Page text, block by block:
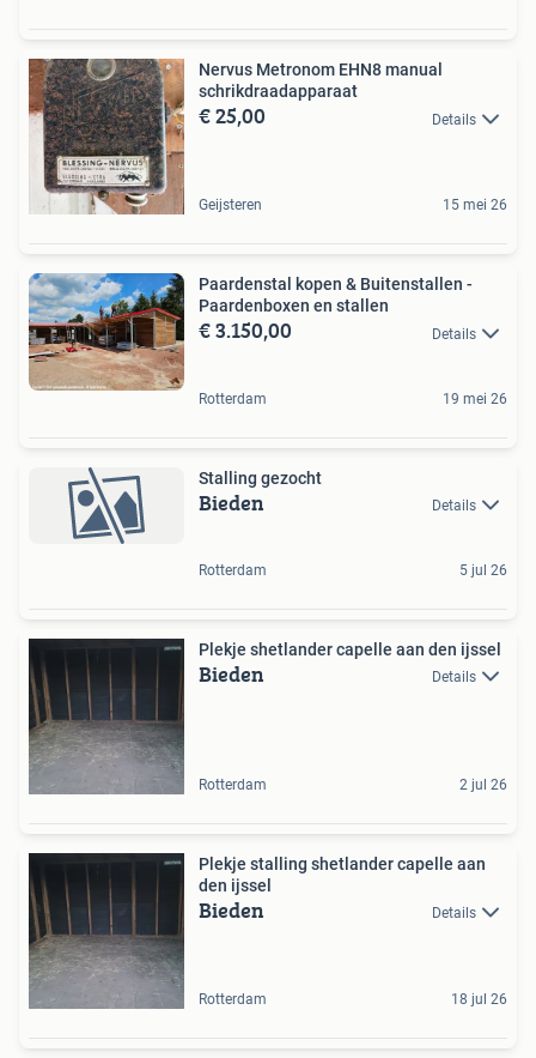
Nervus Metronom EHN8 manual
schrikdraadapparaat
€ 25,00 Details
Geijsteren 15 mei 26
Paardenstal kopen & Buitenstallen -
Paardenboxen en stallen
€ 3.150,00 Details
Rotterdam 19 mei 26
Stalling gezocht
Bieden Details
Rotterdam 5 jul 26
Plekje shetlander capelle aan den ijssel
Bieden Details
Rotterdam 2 jul 26
Plekje stalling shetlander capelle aan
den ijssel
Bieden Details
Rotterdam 18 jul 26